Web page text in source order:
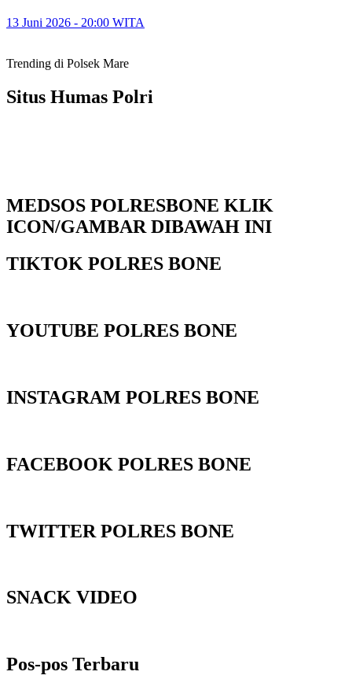
13 Juni 2026 - 20:00 WITA
Trending di Polsek Mare
Situs Humas Polri
MEDSOS POLRESBONE KLIK
ICON/GAMBAR DIBAWAH INI
TIKTOK POLRES BONE
YOUTUBE POLRES BONE
INSTAGRAM POLRES BONE
FACEBOOK POLRES BONE
TWITTER POLRES BONE
SNACK VIDEO
Pos-pos Terbaru